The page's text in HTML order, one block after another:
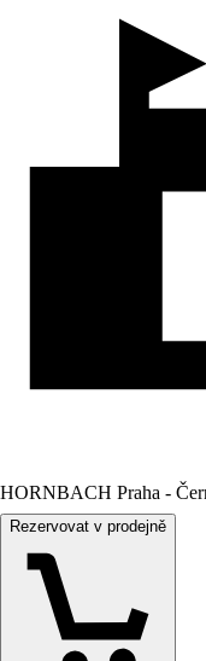
HORNBACH Praha -
Rezervovat v prodejně